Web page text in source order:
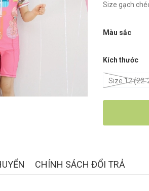
Size gạch
Màu sắc
Kích thước
Size 12 (22-
CHÍNH SÁCH ĐỔI TRẢ